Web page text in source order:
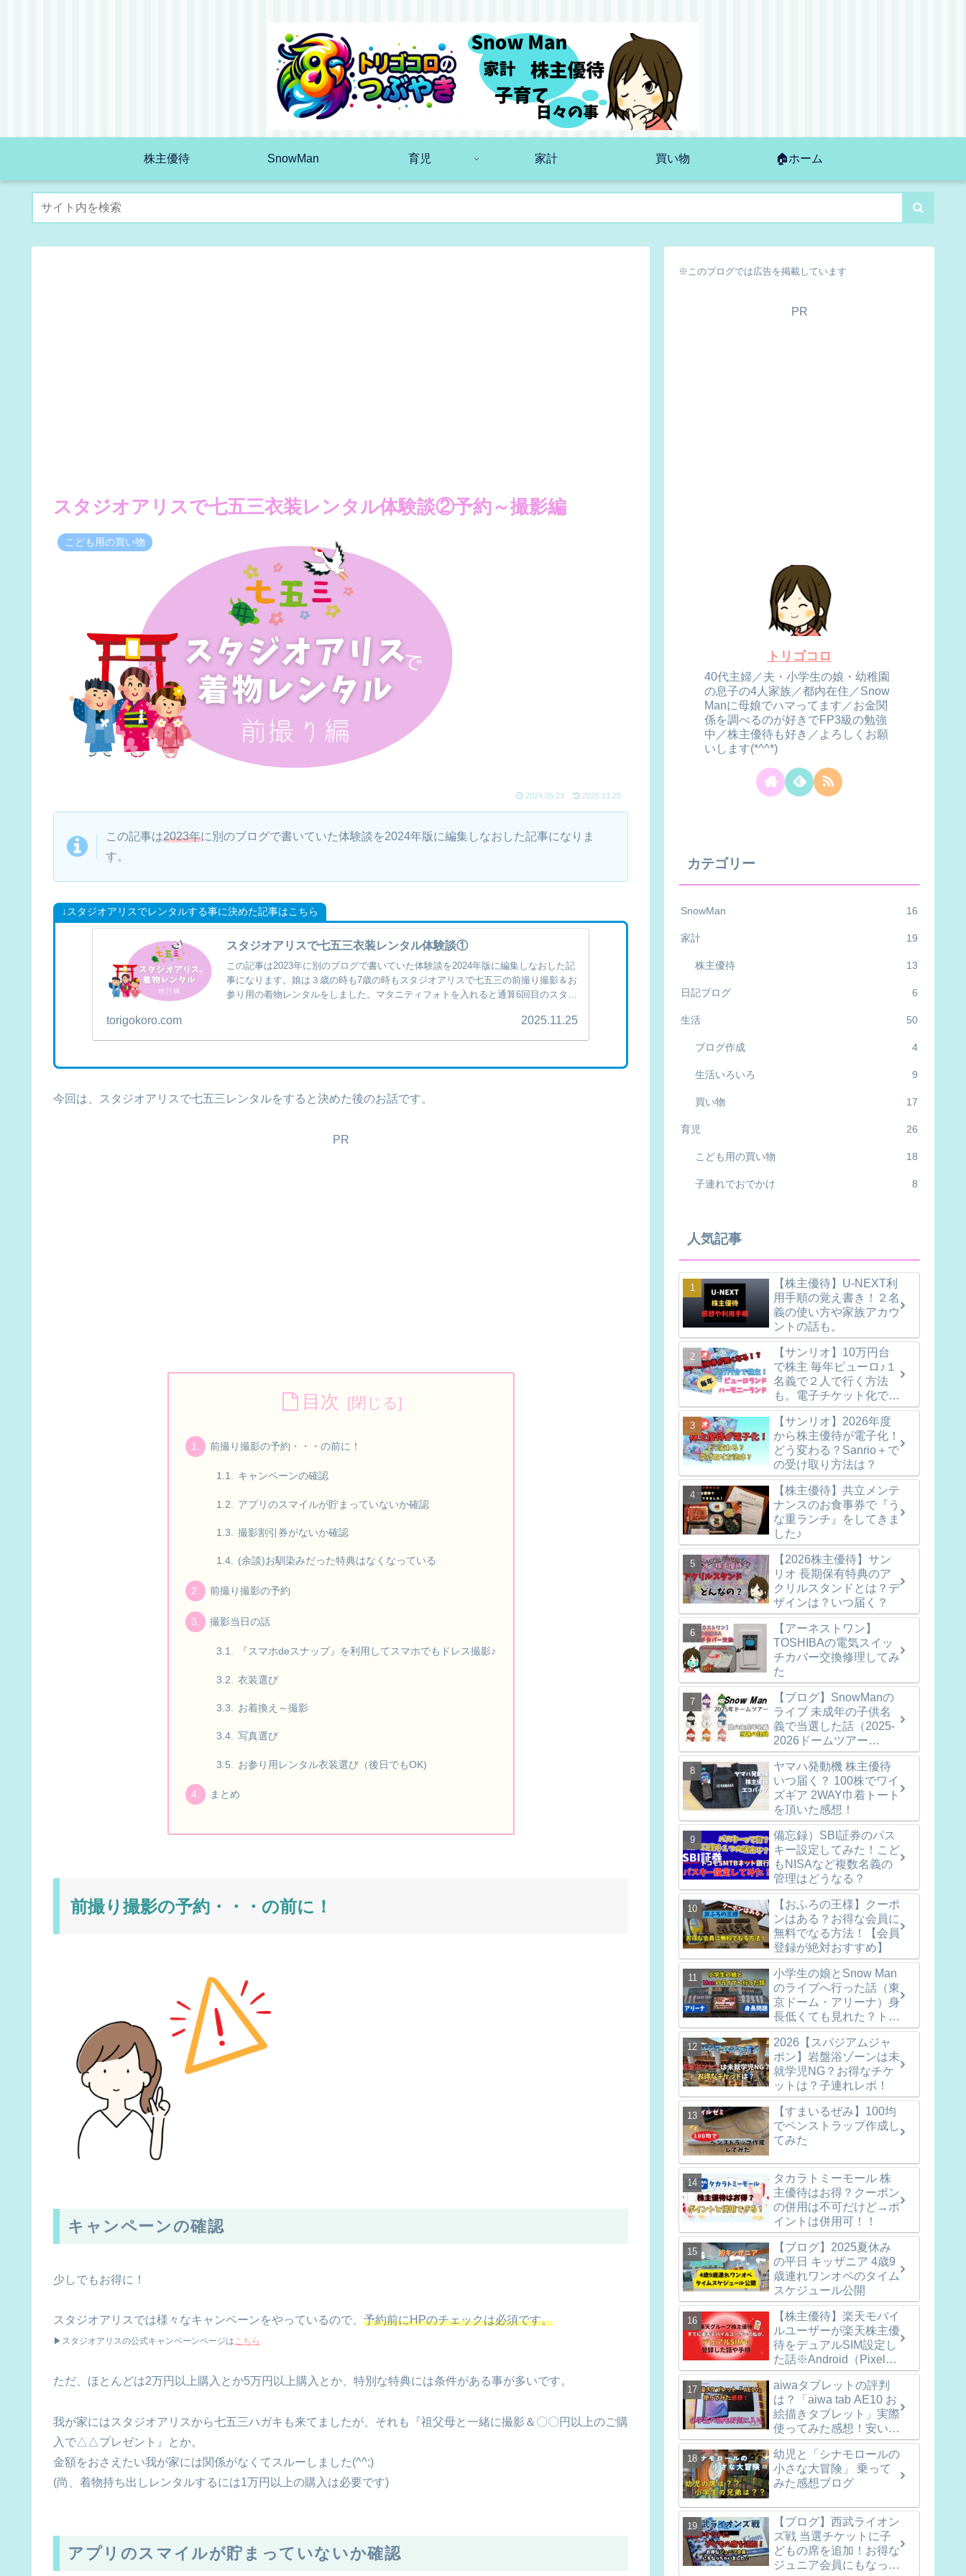
株主優待 SnowMan 育児 家計 買い物 🏠ホーム
スタジオアリスで七五三衣装レンタル体験談②予約～撮影編
こども用の買い物
2024.05.23 2025.11.25
この記事は2023年に別のブログで書いていた体験談を2024年版に編集しなおした記事になりま
す。
↓スタジオアリスでレンタルする事に決めた記事はこちら
スタジオアリスで七五三衣装レンタル体験談①
この記事は2023年に別のブログで書いていた体験談を2024年版に編集しなおした記
事になります。娘は３歳の時も7歳の時もスタジオアリスで七五三の前撮り撮影＆お
参り用の着物レンタルをしました。マタニティフォトを入れると通算6回目のスタジ
torigokoro.com 2025.11.25
今回は、スタジオアリスで七五三レンタルをすると決めた後のお話です。
PR
目次
前撮り撮影の予約・・・の前に！
キャンペーンの確認
アプリのスマイルが貯まっていないか確認
撮影割引券がないか確認
(余談)お馴染みだった特典はなくなっている
前撮り撮影の予約
撮影当日の話
『スマホdeスナップ』を利用してスマホでもドレス撮影♪
衣装選び
お着換え～撮影
写真選び
お参り用レンタル衣装選び（後日でもOK)
まとめ
前撮り撮影の予約・・・の前に！
キャンペーンの確認
少しでもお得に！
スタジオアリスでは様々なキャンペーンをやっているので、 予約前にHPのチェックは必須です。
▶スタジオアリスの公式キャンペーンページはこちら
ただ、ほとんどは2万円以上購入とか5万円以上購入とか、特別な特典には条件がある事が多いです。
我が家にはスタジオアリスから七五三ハガキも来てましたが、それも『祖父母と一緒に撮影＆〇〇円以上のご購
入で△△プレゼント』とか。
金額をおさえたい我が家には関係がなくてスルーしました(^^;)
(尚、着物持ち出しレンタルするには1万円以上の購入は必要です)
アプリのスマイルが貯まっていないか確認
※このブログでは広告を掲載しています
PR
トリゴコロ
40代主婦／夫・小学生の娘・幼稚園
の息子の4人家族／都内在住／Snow
Manに母娘でハマってます／お金関
係を調べるのが好きでFP3級の勉強
中／株主優待も好き／よろしくお願
いします(*^^*)
カテゴリー
SnowMan 16
家計 19
株主優待 13
日記ブログ 6
生活 50
ブログ作成 4
生活いろいろ 9
買い物 17
育児 26
こども用の買い物 18
子連れでおでかけ 8
人気記事
【株主優待】U-NEXT利
用手順の覚え書き！２名
義の使い方や家族アカウ
ントの話も。
【サンリオ】10万円台
で株主 毎年ピューロ♪１
名義で２人で行く方法
も。電子チケット化で紙
の優待券は無くなりま
す！
【サンリオ】2026年度
から株主優待が電子化！
どう変わる？Sanrio＋で
の受け取り方法は？
【株主優待】共立メンテ
ナンスのお食事券で『う
な重ランチ』をしてきま
した♪
【2026株主優待】サン
リオ 長期保有特典のア
クリルスタンドとは？デ
ザインは？いつ届く？
【アーネストワン】
TOSHIBAの電気スイッ
チカバー交換修理してみ
た
【ブログ】SnowManの
ライブ 未成年の子供名
義で当選した話（2025-
2026ドームツアー
ON)※参戦準備など随時
更新中
ヤマハ発動機 株主優待
いつ届く？ 100株でワイ
ズギア 2WAY巾着トート
を頂いた感想！
備忘録）SBI証券のパス
キー設定してみた！こど
もNISAなど複数名義の
管理はどうなる？
【おふろの王様】クーポ
ンはある？お得な会員に
無料でなる方法！【会員
登録が絶対おすすめ】
小学生の娘とSnow Man
のライブへ行った話（東
京ドーム・アリーナ）身
長低くても見れた？トイ
レ問題は？
2026【スパジアムジャ
ポン】岩盤浴ゾーンは未
就学児NG？お得なチケ
ットは？子連れレポ！
【すまいるぜみ】100均
でペンストラップ作成し
てみた
タカラトミーモール 株
主優待はお得？クーポン
の併用は不可だけど→ポ
イントは併用可！！
【ブログ】2025夏休み
の平日 キッザニア 4歳9
歳連れワンオペのタイム
スケジュール公開
【株主優待】楽天モバイ
ルユーザーが楽天株主優
待をデュアルSIM設定し
た話※Android（Pixel8
での手順も記録）
aiwaタブレットの評判
は？「aiwa tab AE10 お
絵描きタブレット」実際
使ってみた感想！安いし
使い勝手十分！
幼児と「シナモロールの
小さな大冒険」 乗って
みた感想ブログ
【ブログ】西武ライオン
ズ戦 当選チケットに子
どもの席を追加！お得な
ジュニア会員にもなっち